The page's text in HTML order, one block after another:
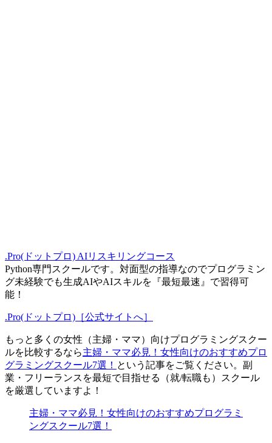
.Pro(ドットプロ) AIリスキリングコース
Python専門スクールです。対面型の指導なのでプログラミン
グ未経験でも生成AIやAIスキルを『最短最速』で習得可
能！
.Pro(ドットプロ)［公式サイトへ］
もっと多くの女性（主婦・ママ）向けプログラミングスクー
ルを比較するなら主婦・ママ必見！女性向けのおすすめプロ
グラミングスクール7選！ という記事をご覧ください。副
業・フリーランスを最短で目指せる（就/転職も）スクール
を厳選していますよ！
主婦・ママ必見！女性向けのおすすめプログラミ
ングスクール7選！